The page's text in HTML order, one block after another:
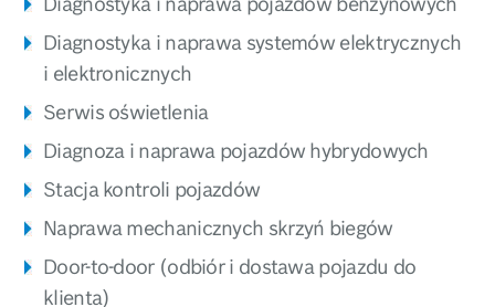
Diagnostyka i naprawa systemów elektrycznych
i elektronicznych
Serwis oświetlenia
Diagnoza i naprawa pojazdów hybrydowych
Stacja kontroli pojazdów
Naprawa mechanicznych skrzyń biegów
Door-to-door (odbiór i dostawa pojazdu do
klienta)